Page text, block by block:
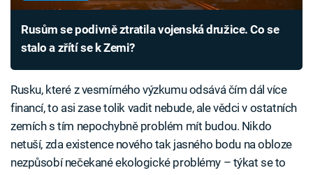
Rusům se podivně ztratila vojenská družice. Co se
stalo a zřítí se k Zemi?
Rusku, které z vesmírného výzkumu odsává čím dál více
financí, to asi zase tolik vadit nebude, ale vědci v ostatních
zemích s tím nepochybně problém mít budou. Nikdo
netuší, zda existence nového tak jasného bodu na obloze
nezpůsobí nečekané ekologické problémy – týkat se to